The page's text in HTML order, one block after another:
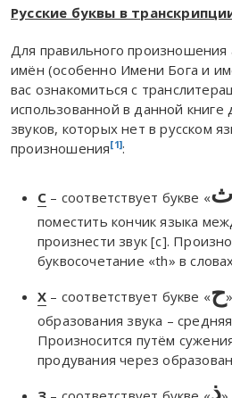
Русские буквы в
Для правильного произношения
имён (особенно Имени Бога и
вас ознакомиться с
использованной в данной книге
звуков, которых нет в русском
произношения[1]:
С – соответствует букве «
поместить кончик языка
произнести звук [с].
буквосочетание «th» в
Х – соответствует букве «ح
образования звука –
Произносится путём
продувания через
ذ